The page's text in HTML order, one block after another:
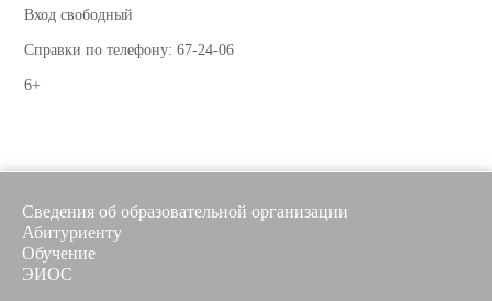
Вход свободный
Справки по телефону: 67-24-06
6+
Сведения об образовательной организации
Абитуриенту
Обучение
ЭИОС